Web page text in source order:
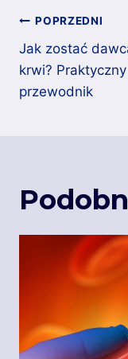
wpisu
POPRZEDNI
Jak zostać
krwi? Praktyczny
przewodnik